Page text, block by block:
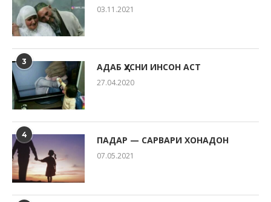
03.11.2021
3 АДАБ ҲУСНИ ИНСОН АСТ
27.04.2020
4 ПАДАР — САРВАРИ ХОНАДОН
07.05.2021